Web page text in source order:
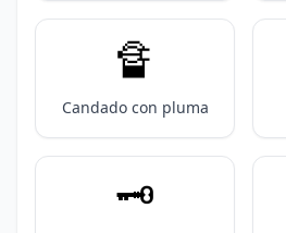
🔏
Candado con pluma
🗝️